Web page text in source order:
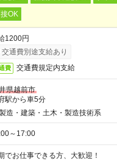
OK
1200円
交通費別途支給あり
費 交通費規定内支給
県越前市
駅から車5分
造・建築・土木・製造技術系
～17:00
でお仕事できる方、大歓迎！